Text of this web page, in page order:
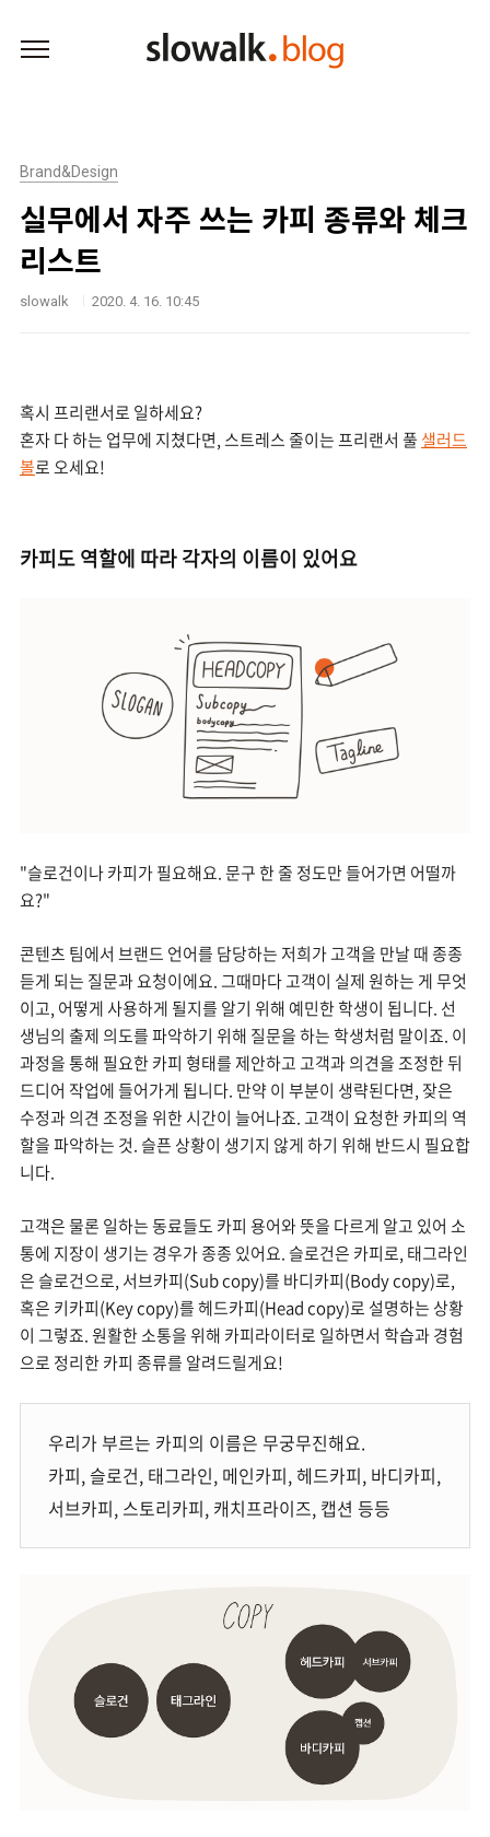
Brand&Design
실무에서 자주 쓰는 카피 종류와 체크
리스트
slowalk 2020. 4. 16. 10:45
혹시 프리랜서로 일하세요?
혼자 다 하는 업무에 지쳤다면, 스트레스 줄이는 프리랜서 풀 샐러드
볼로 오세요!
카피도 역할에 따라 각자의 이름이 있어요
"슬로건이나 카피가 필요해요. 문구 한 줄 정도만 들어가면 어떨까
요?"
콘텐츠 팀에서 브랜드 언어를 담당하는 저희가 고객을 만날 때 종종
듣게 되는 질문과 요청이에요. 그때마다 고객이 실제 원하는 게 무엇
이고, 어떻게 사용하게 될지를 알기 위해 예민한 학생이 됩니다. 선
생님의 출제 의도를 파악하기 위해 질문을 하는 학생처럼 말이죠. 이
과정을 통해 필요한 카피 형태를 제안하고 고객과 의견을 조정한 뒤
드디어 작업에 들어가게 됩니다. 만약 이 부분이 생략된다면, 잦은
수정과 의견 조정을 위한 시간이 늘어나죠. 고객이 요청한 카피의 역
할을 파악하는 것. 슬픈 상황이 생기지 않게 하기 위해 반드시 필요합
니다.
고객은 물론 일하는 동료들도 카피 용어와 뜻을 다르게 알고 있어 소
통에 지장이 생기는 경우가 종종 있어요. 슬로건은 카피로, 태그라인
은 슬로건으로, 서브카피(Sub copy)를 바디카피(Body copy)로,
혹은 키카피(Key copy)를 헤드카피(Head copy)로 설명하는 상황
이 그렇죠. 원활한 소통을 위해 카피라이터로 일하면서 학습과 경험
으로 정리한 카피 종류를 알려드릴게요!
우리가 부르는 카피의 이름은 무궁무진해요.
카피, 슬로건, 태그라인, 메인카피, 헤드카피, 바디카피,
서브카피, 스토리카피, 캐치프라이즈, 캡션 등등